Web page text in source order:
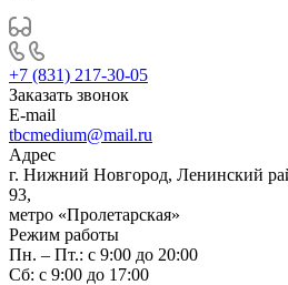
+7 (831) 217-30-05
Заказать звонок
E-mail
tbcmedium@mail.ru
Адрес
г. Нижний Новгород, Ленинский
93,
метро «Пролетарская»
Режим работы
Пн. – Пт.: с 9:00 до 20:00
Cб: с 9:00 до 17:00